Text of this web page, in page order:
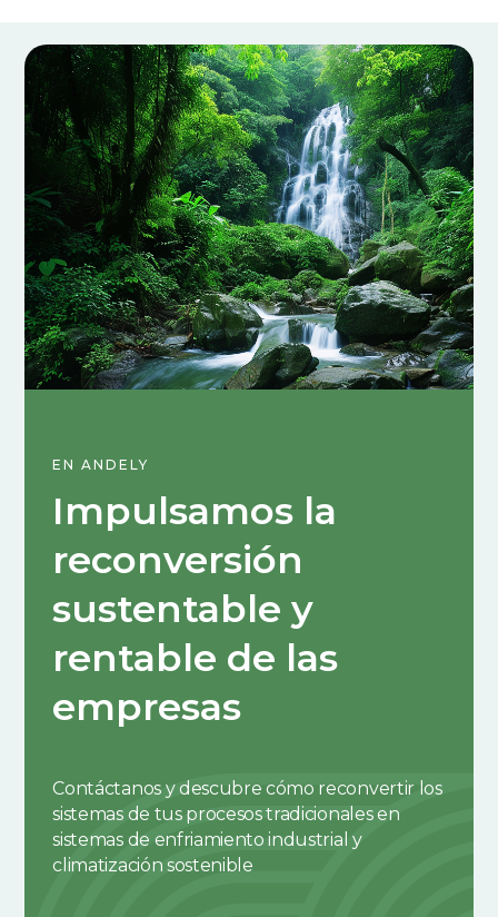
EN ANDELY
Impulsamos la
reconversión
sustentable y
rentable de las
empresas
Contáctanos y descubre cómo reconvertir los
sistemas de tus procesos tradicionales en
sistemas de enfriamiento industrial y
climatización sostenible